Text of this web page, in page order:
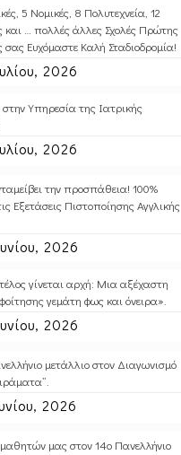
5 Νομικές, 8 Πολυτεχνεία, 12
και … πολλές άλλες Σχολές Πρώτης
σας Ευχόμαστε Καλή Σταδιοδρομία!
2026
στην Υπηρεσία της Ιατρικής
2026
την προσπάθεια! 100%
Εξετάσεις Πιστοποίησης Αγγλικής
2026
γίνεται αρχή: Μια αξέχαστη
γεμάτη φως και όνειρα».
2026
μετάλλιο στον Διαγωνισμό
2026
μαθητών μας στον 14ο Πανελλήνιο